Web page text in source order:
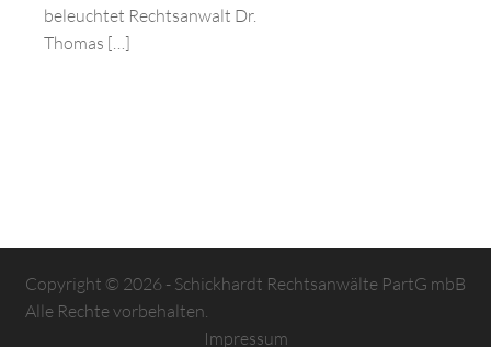
beleuchtet Rechtsanwalt Dr.
Thomas […]
Copyright © 2026 - Schickhardt Rechtsanwälte PartG mbB
Alle Rechte vorbehalten.
Impressum